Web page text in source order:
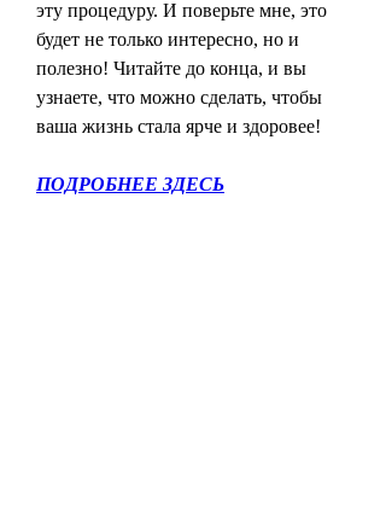
эту процедуру. И поверьте мне, это
будет не только интересно, но и
полезно! Читайте до конца, и вы
узнаете, что можно сделать, чтобы
ваша жизнь стала ярче и здоровее!
ПОДРОБНЕЕ ЗДЕСЬ